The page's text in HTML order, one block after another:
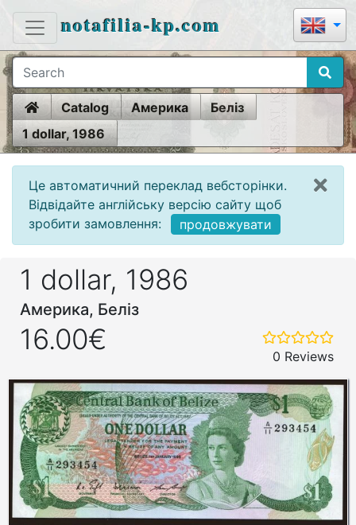
notafilia-kp.com
HomeCatalog Америка
Беліз
1 dollar, 1986
Це автоматичний переклад вебсторінки.
Відвідайте англійську версію сайту щоб
зробити замовлення:
продовжувати
1 dollar, 1986
Америка, Беліз
16.00€
0 Reviews